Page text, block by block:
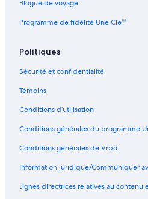
Blogue de voyage
Programme de fidélité Une Clé™
Politiques
Sécurité et confidentialité
Témoins
Conditions d’utilisation
Conditions générales du programme
Conditions générales de Vrbo
Information juridique/Communiquer
Lignes directrices relatives au contenu